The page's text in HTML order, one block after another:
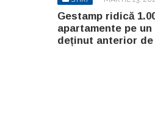
Gestamp ridică
apartamente pe un
deținut anterior